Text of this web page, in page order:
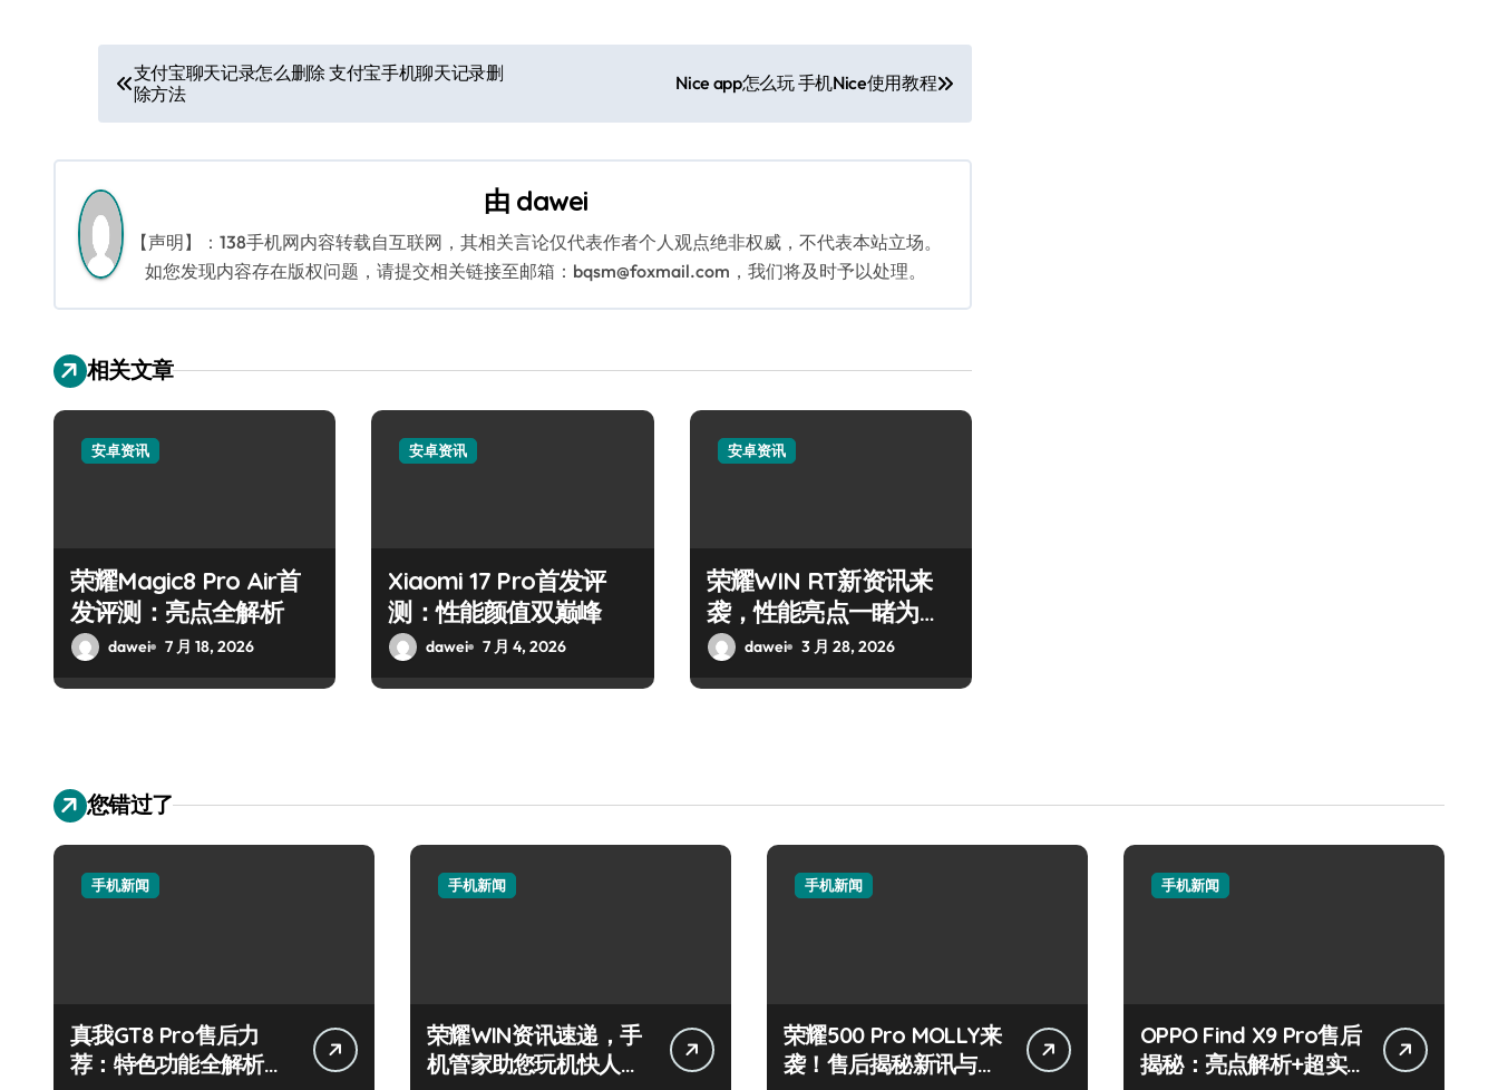
文
章
导
航
支付宝聊天记录怎么删除 支付宝手机聊天记录删
除方法
Nice app怎么玩 手机Nice使用教程
由 dawei
【声明】：138手机网内容转载自互联网，其相关言论仅代表作者个人观点绝非权威，不代表本站立场。
如您发现内容存在版权问题，请提交相关链接至邮箱：bqsm@foxmail.com，我们将及时予以处理。
相关文章
安卓资讯
荣耀Magic8 Pro Air首
发评测：亮点全解析
dawei 7 月 18, 2026
安卓资讯
Xiaomi 17 Pro首发评
测：性能颜值双巅峰
dawei 7 月 4, 2026
安卓资讯
荣耀WIN RT新资讯来
袭，性能亮点一睹为
快！dawei 3 月 28, 2026
您错过了
手机新闻
真我GT8 Pro售后力
荐：特色功能全解析，
手机新闻
荣耀WIN资讯速递，手
机管家助您玩机快人一
手机新闻
荣耀500 Pro MOLLY来
袭！售后揭秘新讯与超
手机新闻
OPPO Find X9 Pro售后
揭秘：亮点解析+超实